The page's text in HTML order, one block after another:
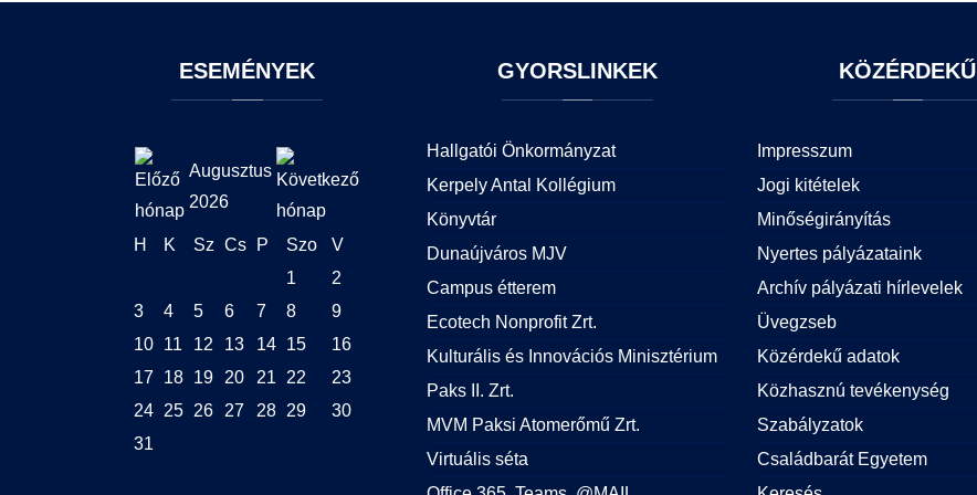
ESEMÉNYEK
Augusztus
2026
H K Sz Cs P Szo
V
1
2
3
4 5 6 7 8
9
10 11 12 13 14 15
16
17 18 19 20 21 22
23
24 25 26 27 28 29
30
31
GYORSLINKEK
Hallgatói Önkormányzat
Kerpely Antal Kollégium
Könyvtár
Dunaújváros MJV
Campus étterem
Ecotech Nonprofit Zrt.
Kulturális és Innovációs Minisztérium
Paks II. Zrt.
MVM Paksi Atomerőmű Zrt.
Virtuális séta
KÖZÉRDEKŰ
Impresszum
Jogi kitételek
Minőségirányítás
Nyertes pályázataink
Archív pályázati hírlevelek
Üvegzseb
Közérdekű adatok
Közhasznú tevékenység
Szabályzatok
Családbarát Egyetem